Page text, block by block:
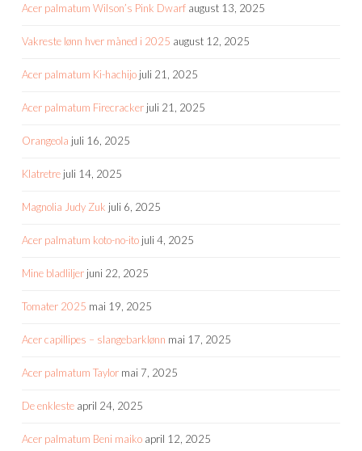
Acer palmatum Wilson’s Pink Dwarf august 13, 2025
Vakreste lønn hver måned i 2025 august 12, 2025
Acer palmatum Ki-hachijo juli 21, 2025
Acer palmatum Firecracker juli 21, 2025
Orangeola juli 16, 2025
Klatretre juli 14, 2025
Magnolia Judy Zuk juli 6, 2025
Acer palmatum koto-no-ito juli 4, 2025
Mine bladliljer juni 22, 2025
Tomater 2025 mai 19, 2025
Acer capillipes – slangebarklønn mai 17, 2025
Acer palmatum Taylor mai 7, 2025
De enkleste april 24, 2025
Acer palmatum Beni maiko april 12, 2025